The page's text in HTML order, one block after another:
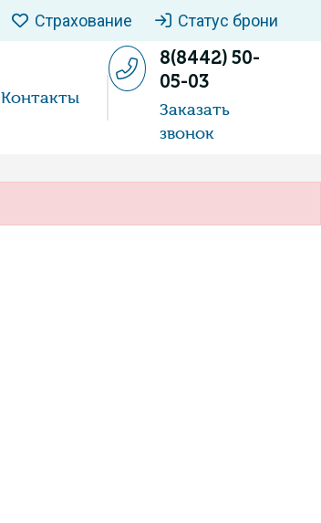
Страхование Статус брони
Контакты
8(8442) 50-
05-03
Заказать
звонок